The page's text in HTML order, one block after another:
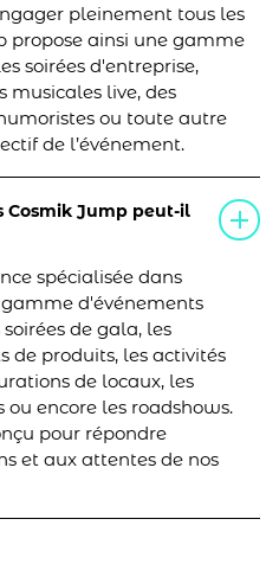
pleinement tous les
propose ainsi une gamme
soirées d'entreprise,
musicales live, des
ou toute autre
de l’événement.
Cosmik Jump peut-il
spécialisée dans
d'événements
de gala, les
de produits, les activités
de locaux, les
encore les roadshows.
pour répondre
et aux attentes de nos